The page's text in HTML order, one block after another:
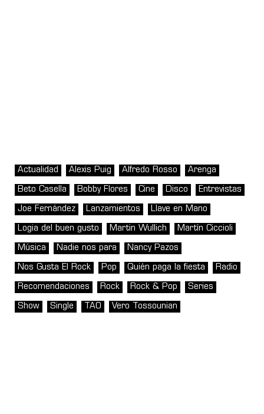
Actualidad Alexis Puig Alfredo Rosso Arenga
Beto Casella Bobby Flores Cine Disco Entrevistas
Joe Fernández Lanzamientos Llave en Mano
Logia del buen gusto Martin Wullich Martín Ciccioli
Música Nadie nos para Nancy Pazos
Nos Gusta El Rock Pop Quién paga la fiesta Radio
Recomendaciones Rock Rock & Pop Series
Show Single TAO Vero Tossounian